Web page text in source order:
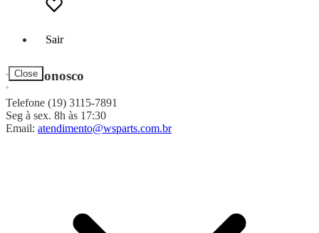
Sair
Close
Fale Conosco
Telefone (19) 3115-7891
Seg à sex. 8h às 17:30
Email: atendimento@wsparts.com.br